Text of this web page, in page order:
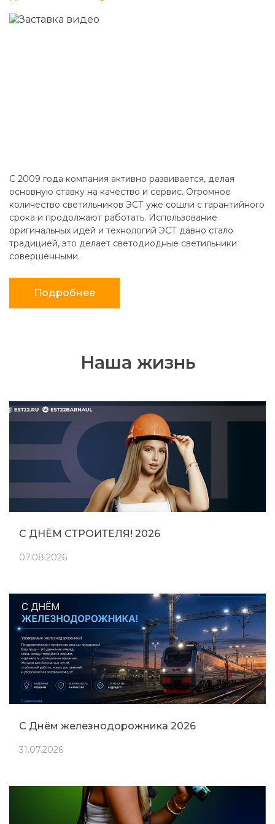
C 2009 года компания активно развивается, делая
основную ставку на качество и сервис. Огромное
количество светильников ЭСТ уже сошли с гарантийного
срока и продолжают работать. Использование
оригинальных идей и технологий ЭСТ давно стало
традицией, это делает светодиодные светильники
совершенными.
Подробнее
Наша жизнь
С ДНЁМ СТРОИТЕЛЯ! 2026
07.08.2026
С Днём железнодорожника 2026
31.07.2026